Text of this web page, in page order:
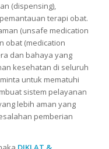
(dispensing),
terapi obat.
(unsafe medication
obat (medication
dan bahaya yang
kesehatan di seluruh
untuk mematuhi
sistem pelayanan
lebih aman yang
pemberian